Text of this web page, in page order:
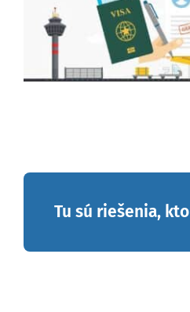
Tu sú riešenia,